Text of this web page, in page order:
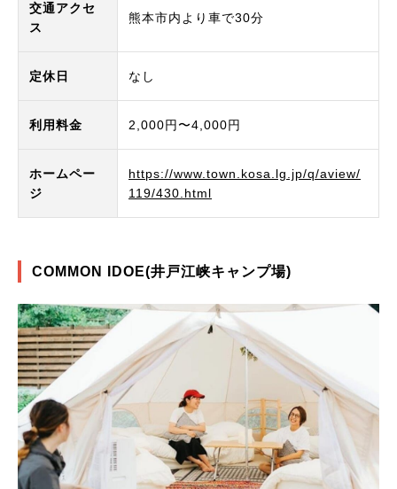
交通アクセ
ス
熊本市内より車で30分
定休日 なし
利用料金 2,000円〜4,000円
ホームペー
ジ
https://www.town.kosa.lg.jp/q/aview/
119/430.html
COMMON IDOE(井戸江峡キャンプ場)